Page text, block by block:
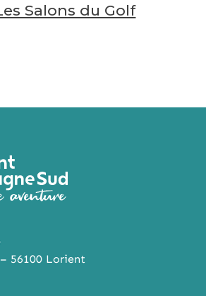
Salons du Golf
56100 Lorient